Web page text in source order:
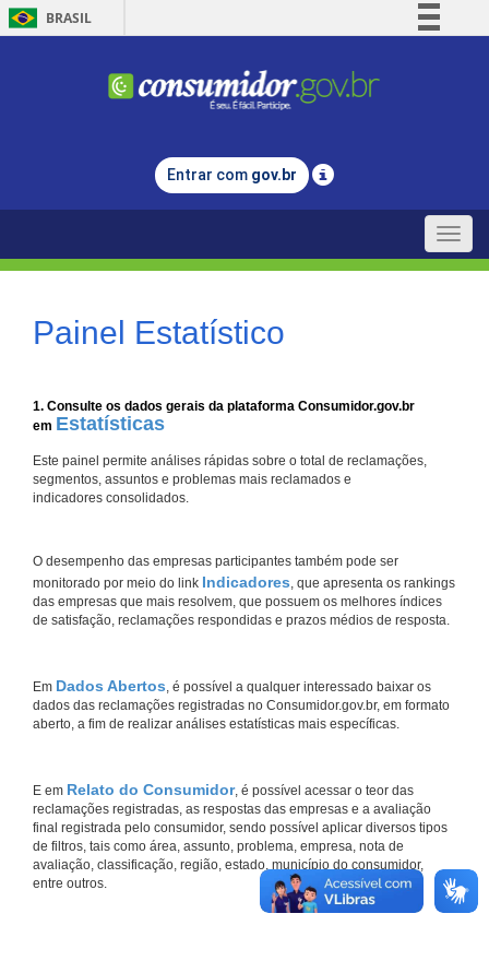
BRASIL
Comunica BR
Legislação
Entrar com gov.br
Toggle
Painel Estatístico
1. Consulte os dados gerais da plataforma Consumidor.gov.br
em Estatísticas
Este painel permite análises rápidas sobre o total de reclamações,
segmentos, assuntos e problemas mais reclamados e
indicadores consolidados.
O desempenho das empresas participantes também pode ser
monitorado por meio do link Indicadores, que apresenta os rankings
das empresas que mais resolvem, que possuem os melhores índices
de satisfação, reclamações respondidas e prazos médios de resposta.
Em Dados Abertos, é possível a qualquer interessado baixar os
dados das reclamações registradas no Consumidor.gov.br, em formato
aberto, a fim de realizar análises estatísticas mais específicas.
E em Relato do Consumidor, é possível acessar o teor das
reclamações registradas, as respostas das empresas e a avaliação
final registrada pelo consumidor, sendo possível aplicar diversos tipos
de filtros, tais como área, assunto, problema, empresa, nota de
avaliação, classificação, região, estado, município do consumidor,
entre outros.